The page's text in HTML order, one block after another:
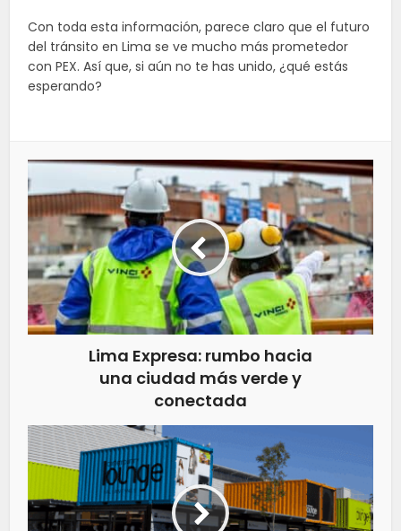
Con toda esta información, parece claro que el futuro
del tránsito en Lima se ve mucho más prometedor
con PEX. Así que, si aún no te has unido, ¿qué estás
esperando?
Lima Expresa: rumbo hacia
una ciudad más verde y
conectada